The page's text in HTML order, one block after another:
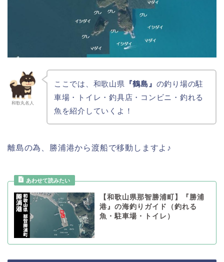
和歌丸名人
ここでは、和歌山県 『鶴島』 の釣り場の駐
車場・トイレ・釣具店・コンビニ・釣れる
魚を紹介していくよ！
離島の為、勝浦港から渡船で移動しますよ♪
【和歌山県那智勝浦町】『勝浦
港』の海釣りガイド（釣れる
魚・駐車場・トイレ）